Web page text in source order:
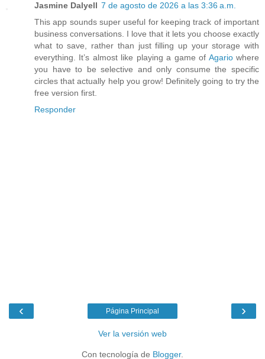
Jasmine Dalyell 7 de agosto de 2026 a las 3:36 a.m.
This app sounds super useful for keeping track of important
business conversations. I love that it lets you choose exactly
what to save, rather than just filling up your storage with
everything. It’s almost like playing a game of Agariowhere
you have to be selective and only consume the specific
circles that actually help you grow! Definitely going to try the
free version first.
Responder
‹ ›
Página Principal
Ver la versión web
Con tecnología de Blogger.